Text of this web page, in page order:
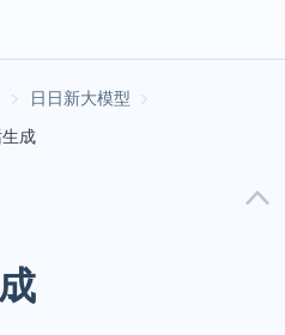
日日新大模型
成